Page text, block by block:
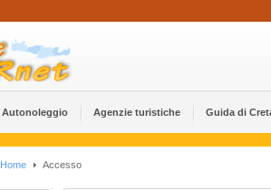
Αutonoleggio Agenzie turistiche Guida di
Home Accesso